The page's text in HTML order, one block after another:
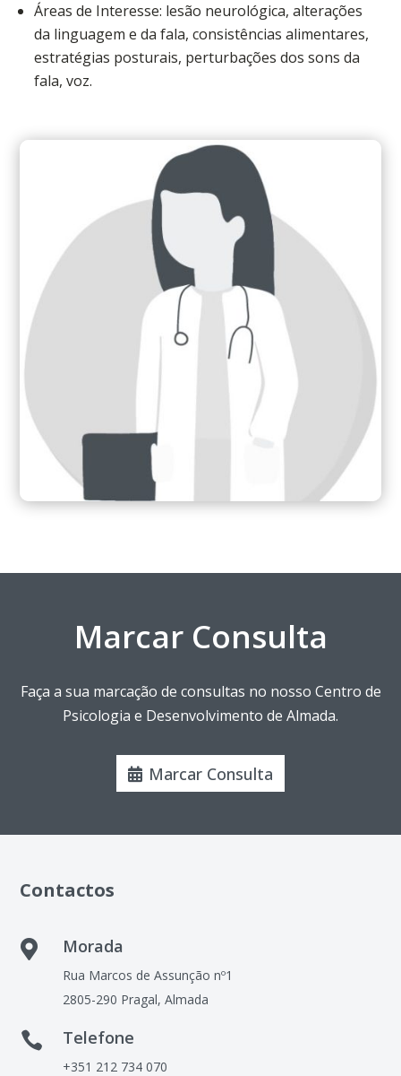
Áreas de Interesse: lesão neurológica, alterações
da linguagem e da fala, consistências alimentares,
estratégias posturais, perturbações dos sons da
fala, voz.
Marcar Consulta
Faça a sua marcação de consultas no nosso Centro de
Psicologia e Desenvolvimento de Almada.
Marcar Consulta
Contactos
 Morada
Rua Marcos de Assunção nº1
2805-290 Pragal, Almada
 Telefone
+351 212 734 070